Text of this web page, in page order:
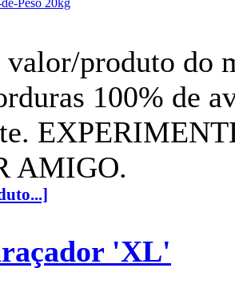
produto do
100% de
AMIGO.
'XL'